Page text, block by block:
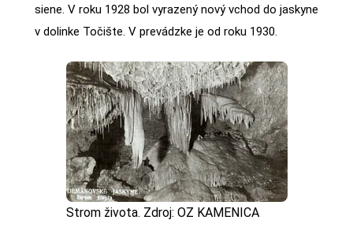
siene. V roku 1928 bol vyrazený nový vchod do jaskyne
v dolinke Točište. V prevádzke je od roku 1930.
Strom života. Zdroj: OZ KAMENICA